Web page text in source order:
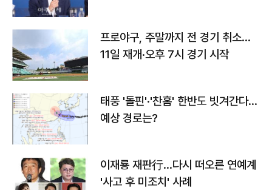
프로야구, 주말까지 전 경기 취소…
11일 재개·오후 7시 경기 시작
태풍 '돌핀'·'찬홈' 한반도 빗겨간다…
예상 경로는?
이재룡 재판行…다시 떠오른 연예계
'사고 후 미조치' 사례